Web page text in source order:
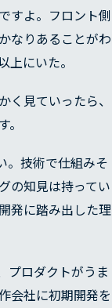
すよ。フロント側
なりあることがわ
にいた。
見ていったら、
。技術で仕組みそ
の知見は持ってい
発に踏み出した理
プロダクトがうま
会社に初期開発を